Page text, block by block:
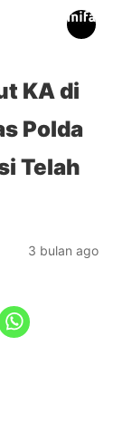
KA di
Polda
Telah
3 bulan ago